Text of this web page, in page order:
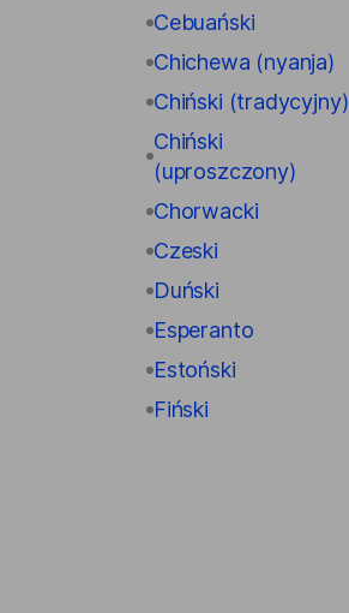
Cebuański
Chichewa (nyanja)
Chiński (tradycyjny)
Chiński
(uproszczony)
Chorwacki
Czeski
Duński
Esperanto
Estoński
Fiński